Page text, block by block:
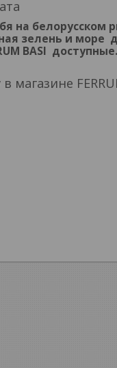
на белорусском
зелень и море
BASI